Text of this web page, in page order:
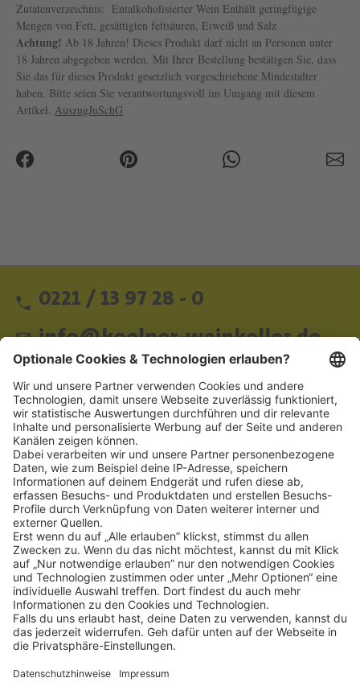
Zutatenverzeichnis: Entalkoholisierter Wein Enthält geringfügige
Mengen von Fett, gesättigten fettsäuren, Eiweiß und Salz
Achtung! Ab 18 Jahren! Dieses Produkt darf nicht an Personen unter
18 Jahren abgegeben werden. Mit Ihrer Bestellung bestätigen Sie, dass
Sie das für dieses Produkt gesetzlich vorgeschriebene Mindestalter
haben. Bitte seien Sie verantwortungsvoll im Umgang mit diesem
Artikel. AuszugJuSchG
0221 / 13 97 28 - 0
info@koelner-weinkeller.de
Schnellzugriff
ZAHLUNGSMETHODEN
SOCIAL
NEWSLETTER
BESUCHEN SIE UNS
Alle Preise inkl. gesetzl. Mehrwertsteuer zzgl.Versandkostenund ggf.